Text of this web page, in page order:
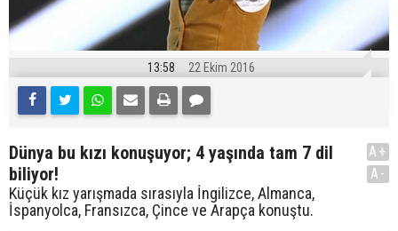
13:58 22 Ekim 2016
Dünya bu kızı konuşuyor; 4 yaşında tam 7 dil
biliyor!
Küçük kız yarışmada sırasıyla İngilizce, Almanca,
İspanyolca, Fransızca, Çince ve Arapça konuştu.
A+
A-